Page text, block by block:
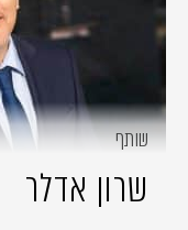
שותף
שרון אדלר